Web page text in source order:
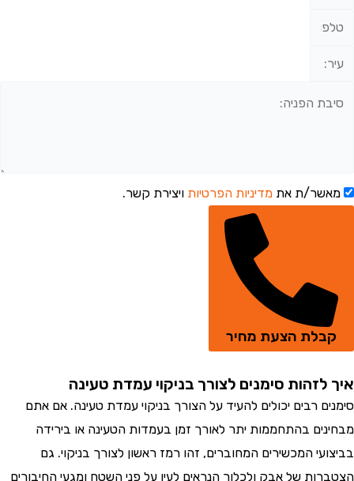
מאשר/ת את מדיניות הפרטיות ויצירת קשר.
קבלת הצעת מחיר
איך לזהות סימנים לצורך בניקוי עמדת טעינה
סימנים רבים יכולים להעיד על הצורך בניקוי עמדת טעינה. אם אתם
מבחינים בהתחממות יתר לאורך זמן בעמדות הטעינה או בירידה
בביצועי המכשירים המחוברים, זהו רמז ראשון לצורך בניקוי. גם
הצטברות של אבק ולכלוך הנראים לעין על פני השטח ומגעי החיבורים